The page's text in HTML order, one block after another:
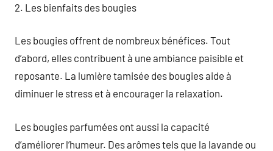
2. Les bienfaits des bougies
Les bougies offrent de nombreux bénéfices. Tout
d’abord, elles contribuent à une ambiance paisible et
reposante. La lumière tamisée des bougies aide à
diminuer le stress et à encourager la relaxation.
Les bougies parfumées ont aussi la capacité
d’améliorer l’humeur. Des arômes tels que la lavande ou